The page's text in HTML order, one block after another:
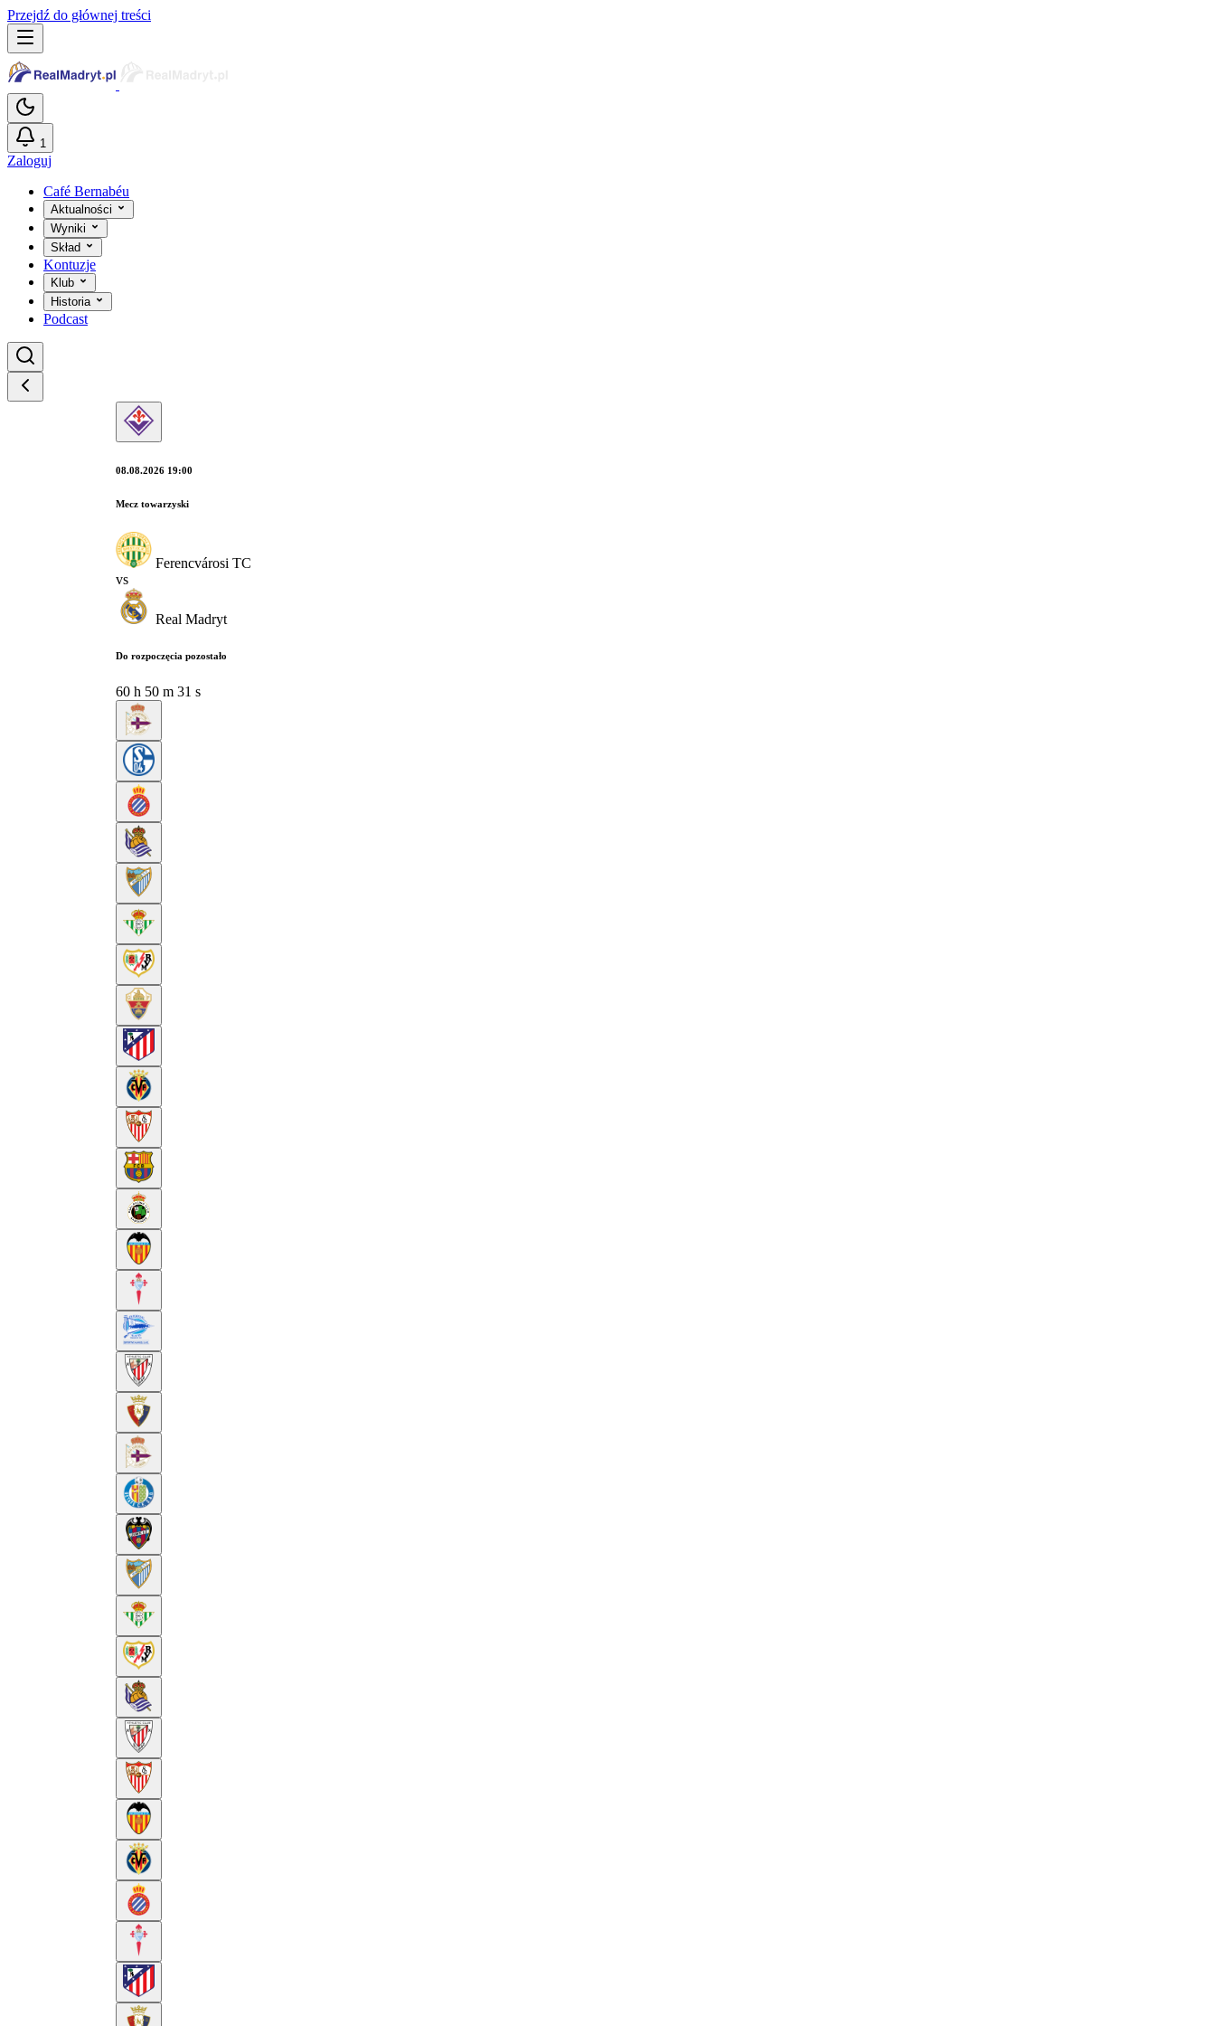
Przejdź do głównej treści
1
Zaloguj
Café Bernabéu
Aktualności
Wyniki
Skład
Kontuzje
Klub
Historia
Podcast
08.08.2026 19:00
Mecz towarzyski
Ferencvárosi TC
vs
Real Madryt
Do rozpoczęcia pozostało
60 h 50 m 30 s